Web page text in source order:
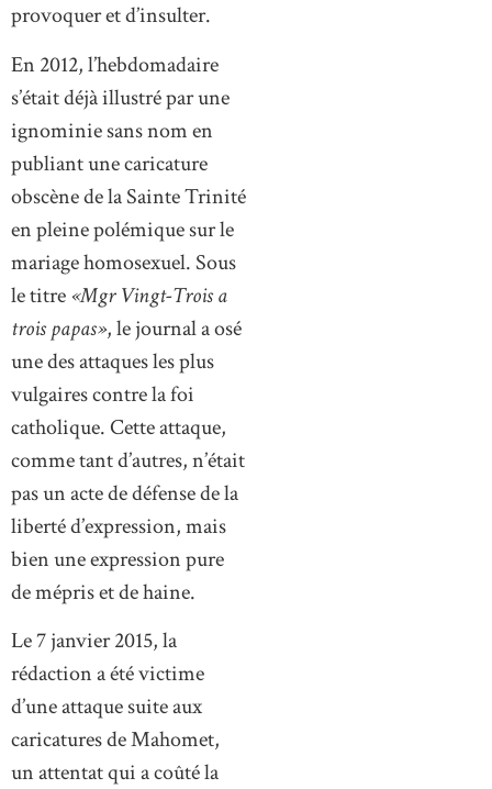
provoquer et d’insulter.
En 2012, l’hebdomadaire
s’était déjà illustré par une
ignominie sans nom en
publiant une caricature
obscène de la Sainte Trinité
en pleine polémique sur le
mariage homosexuel. Sous
le titre«Mgr Vingt-Trois a
trois papas», le journal a osé
une des attaques les plus
vulgaires contre la foi
catholique. Cette attaque,
comme tant d’autres, n’était
pas un acte de défense de la
liberté d’expression, mais
bien une expression pure
de mépris et de haine.
Le 7 janvier 2015, la
rédaction a été victime
d’une attaque suite aux
caricatures de Mahomet,
un attentat qui a coûté la